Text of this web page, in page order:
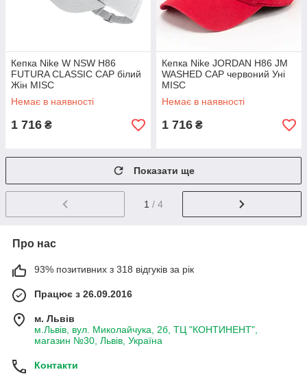
Кепка Nike W NSW H86
FUTURA CLASSIC CAP білий
Жін MISC
Немає в наявності
1 716 ₴
Кепка Nike JORDAN H86 JM
WASHED CAP червоний Уні
MISC
Немає в наявності
1 716 ₴
Показати ще
1 / 4
Про нас
93% позитивних з 318 відгуків за рік
Працює з 26.09.2016
м. Львів
м.Львів, вул. Миколайчука, 2б, ТЦ "КОНТИНЕНТ",
магазин №30, Львів, Україна
Контакти